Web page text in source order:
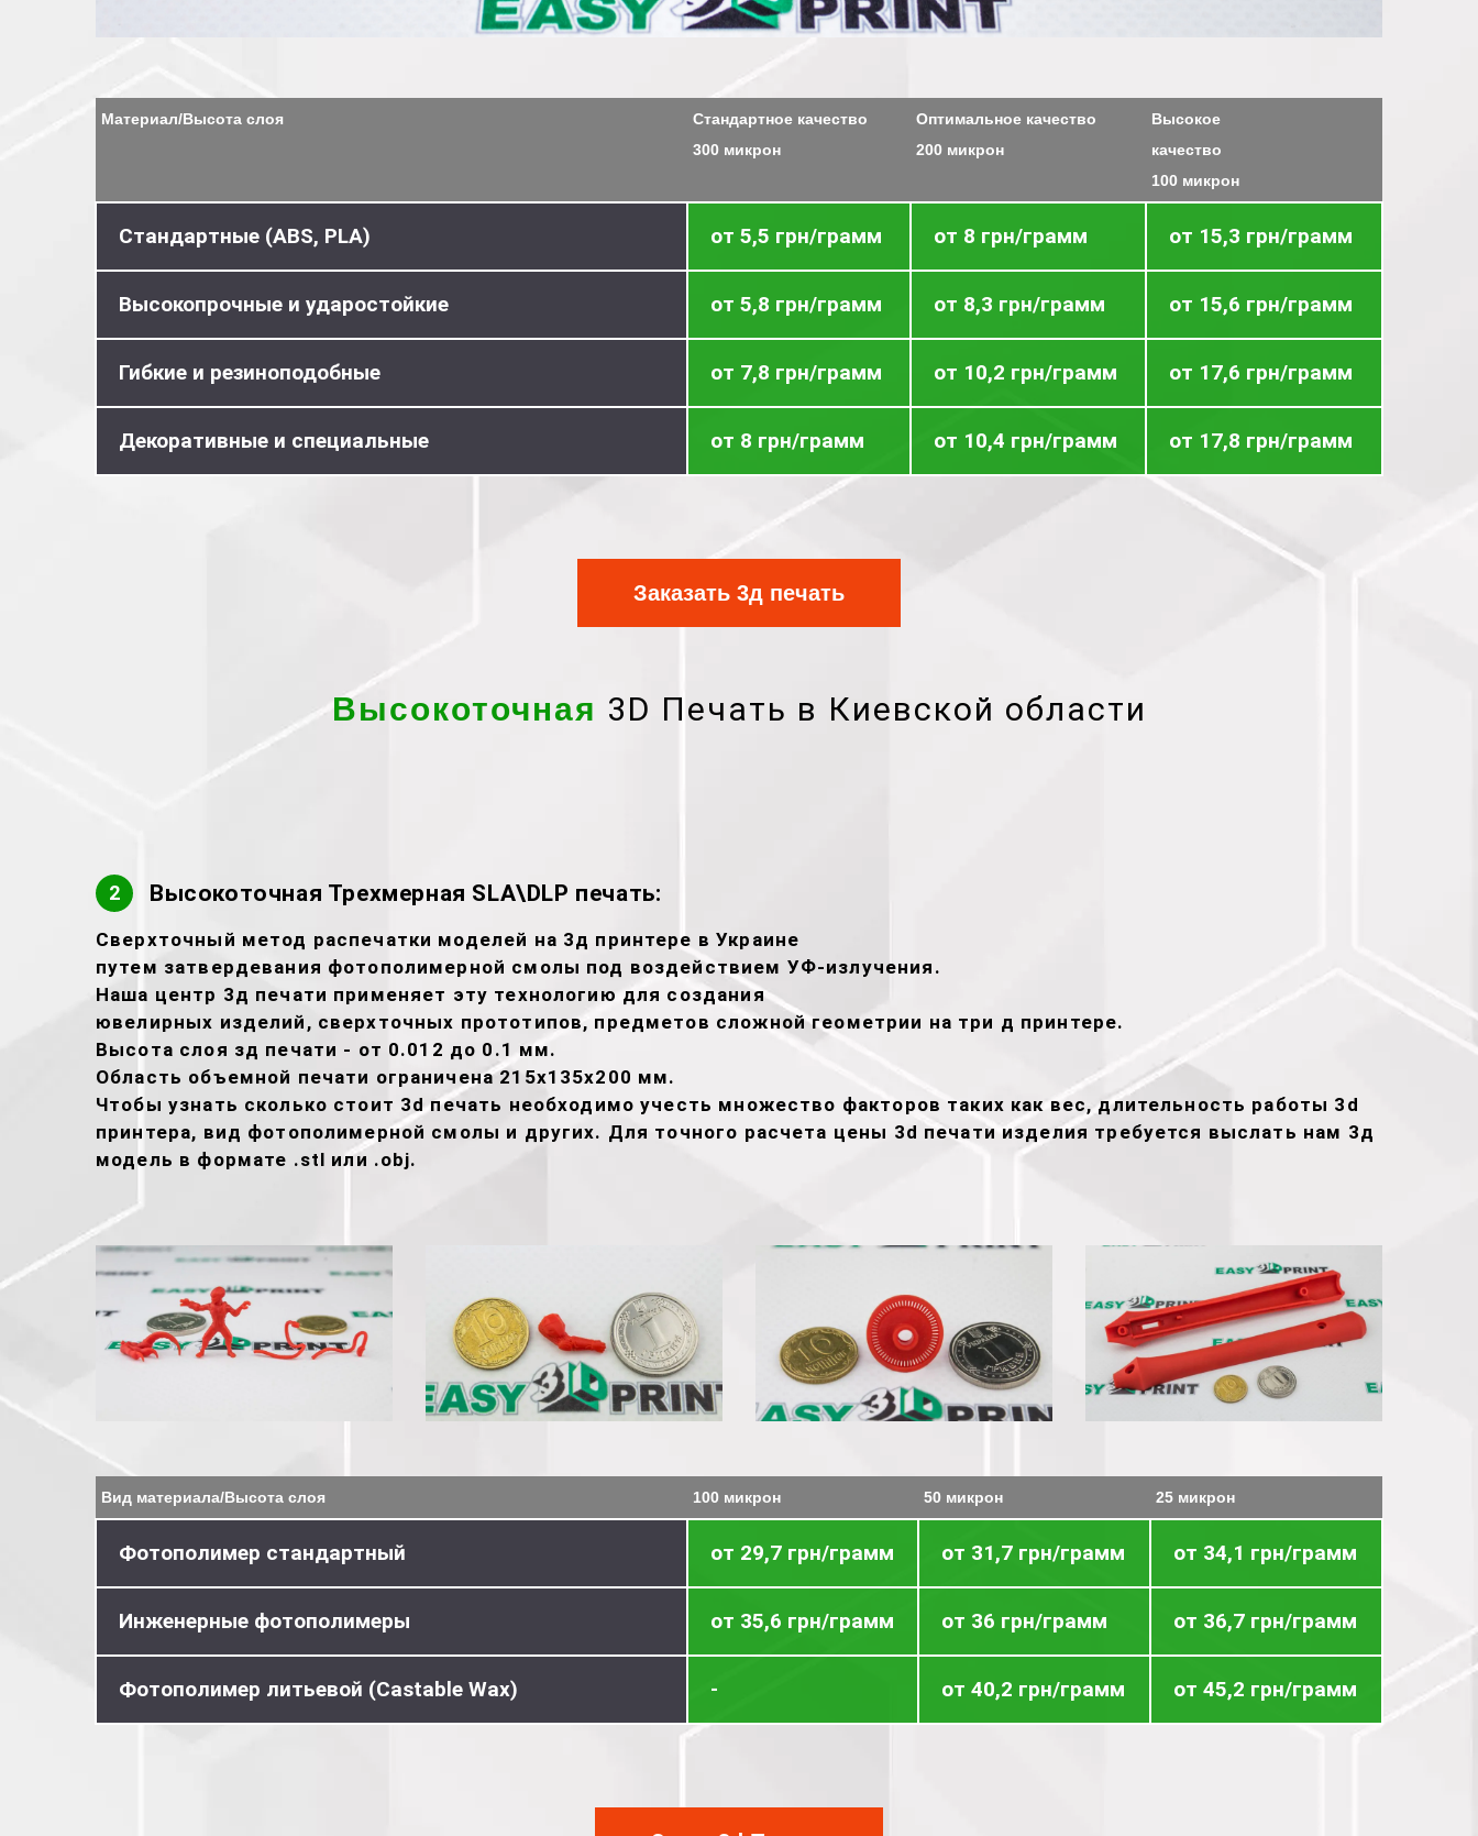
Материал/Высота слоя
Стандартное качество
300 микрон
Оптимальное качество
200 микрон
Высокое
качество
100 микрон
Стандартные (ABS, PLA) от 5,5 грн/грамм от 8 грн/грамм от 15,3 грн/грамм
Высокопрочные и ударостойкие от 5,8 грн/грамм от 8,3 грн/грамм от 15,6 грн/грамм
Гибкие и резиноподобные от 7,8 грн/грамм от 10,2 грн/грамм от 17,6 грн/грамм
Декоративные и специальные от 8 грн/грамм от 10,4 грн/грамм от 17,8 грн/грамм
Заказать 3д печать
Высокоточная 3D Печать в Киевской области
2 Высокоточная Трехмерная SLA\DLP печать:
Сверхточный метод распечатки моделей на 3д принтере в Украине
путем затвердевания фотополимерной смолы под воздействием УФ-излучения.
Наша центр 3д печати применяет эту технологию для создания
ювелирных изделий, сверхточных прототипов, предметов сложной геометрии на три д принтере.
Высота слоя зд печати - от 0.012 до 0.1 мм.
Область объемной печати ограничена 215х135х200 мм.
Чтобы узнать сколько стоит 3d печать необходимо учесть множество факторов таких как вес, длительность работы 3d
принтера, вид фотополимерной смолы и других. Для точного расчета цены 3d печати изделия требуется выслать нам 3д
модель в формате .stl или .obj.
Вид материала/Высота слоя 100 микрон 50 микрон 25 микрон
Фотополимер стандартный от 29,7 грн/грамм от 31,7 грн/грамм от 34,1 грн/грамм
Инженерные фотополимеры от 35,6 грн/грамм от 36 грн/грамм от 36,7 грн/грамм
Фотополимер литьевой (Castable Wax) - от 40,2 грн/грамм от 45,2 грн/грамм